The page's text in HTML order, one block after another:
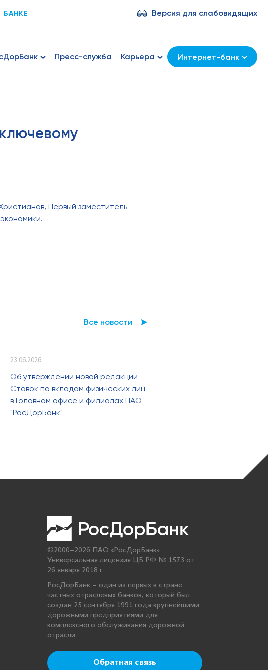
БАНКЕ Версия для слабовидящих
Пресс-служба Карьера Интернет-банк
Первый заместитель
Все новости
23.06.2026
Об утверждении новой редакции
Ставок по вкладам физических лиц
в Головном офисе и филиалах ПАО
"РосДорБанк"
©2000–2026 ПАО «РосДорБанк»
Универсальная лицензия ЦБ РФ № 1573 от
26 января 2018 г.
РосДорБанк – один из первых в стране
частных отраслевых банков, который был
создан 25 сентября 1991 года крупнейшими
дорожными предприятиями для
комплексного обслуживания дорожной
отрасли
Обратная связь